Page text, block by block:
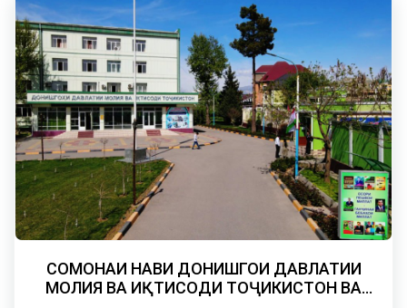
СОМОНАИ НАВИ ДОНИШГОҲИ ДАВЛАТИИ
МОЛИЯ ВА ИҚТИСОДИ ТОҶИКИСТОН ВА